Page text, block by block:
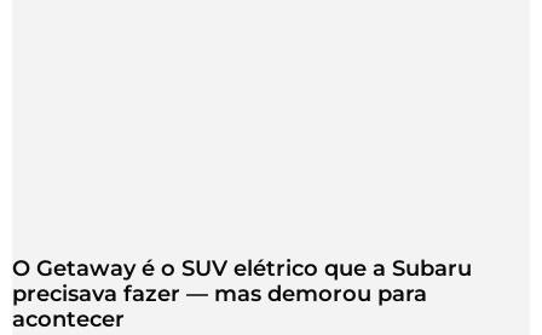
O Getaway é o SUV elétrico que a Subaru
precisava fazer — mas demorou para
acontecer